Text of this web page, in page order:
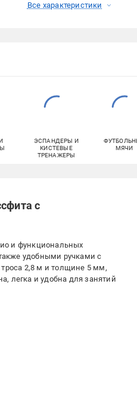
Все характеристики
ЭСПАНДЕРЫ И
КИСТЕВЫЕ
ТРЕНАЖЕРЫ
МЯЧИ
с
и функциональных
удобными ручками с
2,8 м и толщине 5 мм,
легка и удобна для занятий